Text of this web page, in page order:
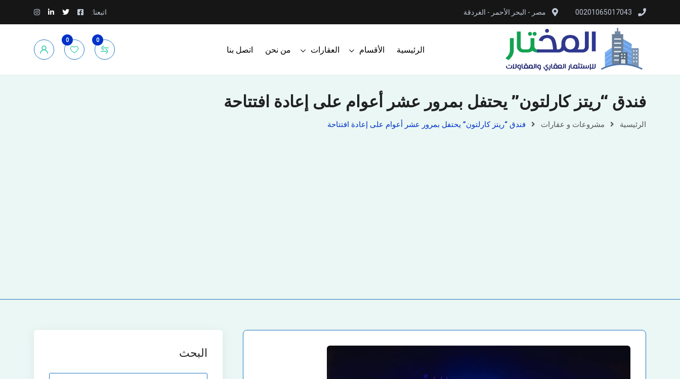
00201065017043 مصر - البحر الأحمر - الغردقة اتبعنا:
الرئيسية الأقسام العقارات من نحن اتصل بنا
0
0
فندق “ريتز كارلتون” يحتفل بمرور عشر أعوام على إعادة افتتاحة
الرئيسية مشروعات و عقارات فندق “ريتز كارلتون” يحتفل بمرور عشر أعوام على إعادة افتتاحة
البحث